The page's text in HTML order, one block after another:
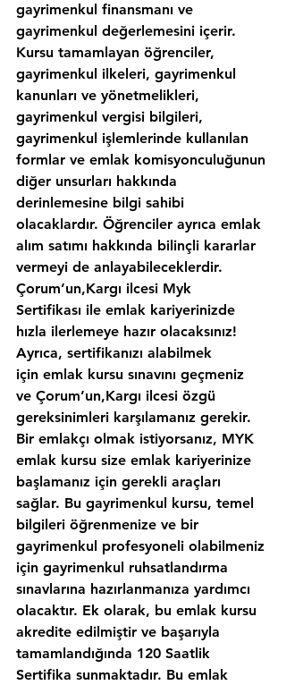
gayrimenkul finansmanı ve
gayrimenkul değerlemesini içerir.
Kursu tamamlayan öğrenciler,
gayrimenkul ilkeleri, gayrimenkul
kanunları ve yönetmelikleri,
gayrimenkul vergisi bilgileri,
gayrimenkul işlemlerinde kullanılan
formlar ve emlak komisyonculuğunun
diğer unsurları hakkında
derinlemesine bilgi sahibi
olacaklardır. Öğrenciler ayrıca emlak
alım satımı hakkında bilinçli kararlar
vermeyi de anlayabileceklerdir.
Çorum’un,Kargı ilcesi Myk
Sertifikası ile emlak kariyerinizde
hızla ilerlemeye hazır olacaksınız!
Ayrıca, sertifikanızı alabilmek
için emlak kursu sınavını geçmeniz
ve Çorum’un,Kargı ilcesi özgü
gereksinimleri karşılamanız gerekir.
Bir emlakçı olmak istiyorsanız, MYK
emlak kursu size emlak kariyerinize
başlamanız için gerekli araçları
sağlar. Bu gayrimenkul kursu, temel
bilgileri öğrenmenize ve bir
gayrimenkul profesyoneli olabilmeniz
için gayrimenkul ruhsatlandırma
sınavlarına hazırlanmanıza yardımcı
olacaktır. Ek olarak, bu emlak kursu
akredite edilmiştir ve başarıyla
tamamlandığında 120 Saatlik
Sertifika sunmaktadır. Bu emlak